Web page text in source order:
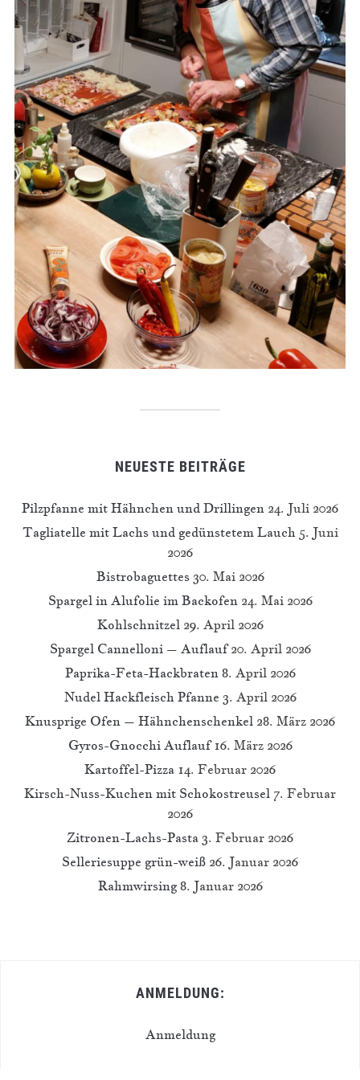
NEUESTE BEITRÄGE
Pilzpfanne mit Hähnchen und Drillingen 24. Juli 2026
Tagliatelle mit Lachs und gedünstetem Lauch 5. Juni
2026
Bistrobaguettes 30. Mai 2026
Spargel in Alufolie im Backofen 24. Mai 2026
Kohlschnitzel 29. April 2026
Spargel Cannelloni – Auflauf 20. April 2026
Paprika-Feta-Hackbraten 8. April 2026
Nudel Hackfleisch Pfanne 3. April 2026
Knusprige Ofen – Hähnchenschenkel 28. März 2026
Gyros-Gnocchi Auflauf 16. März 2026
Kartoffel-Pizza 14. Februar 2026
Kirsch-Nuss-Kuchen mit Schokostreusel 7. Februar
2026
Zitronen-Lachs-Pasta 3. Februar 2026
Selleriesuppe grün-weiß 26. Januar 2026
Rahmwirsing 8. Januar 2026
ANMELDUNG:
Anmeldung